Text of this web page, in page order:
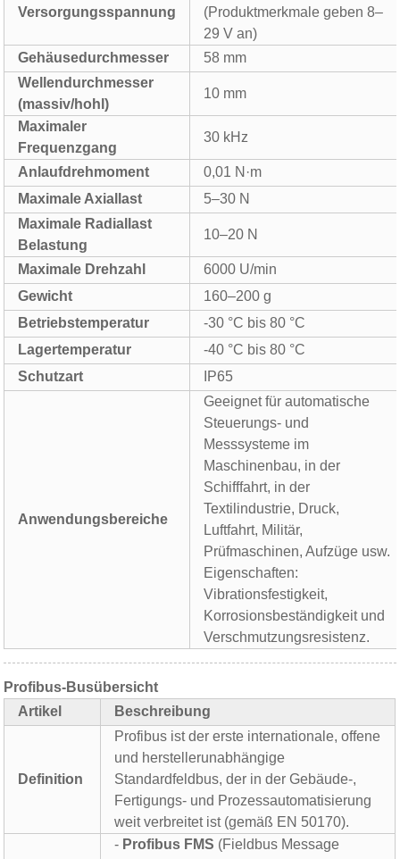
Versorgungsspannung
(Produktmerkmale geben 8–
29 V an)
Gehäusedurchmesser
58 mm
Wellendurchmesser
(massiv/hohl)
10 mm
Maximaler
Frequenzgang
30 kHz
Anlaufdrehmoment
0,01 N·m
Maximale Axiallast
5–30 N
Maximale Radiallast
Belastung
10–20 N
Maximale Drehzahl
6000 U/min
Gewicht
160–200 g
Betriebstemperatur
-30 °C bis 80 °C
Lagertemperatur
-40 °C bis 80 °C
Schutzart
IP65
Anwendungsbereiche
Geeignet für automatische
Steuerungs- und
Messsysteme im
Maschinenbau, in der
Schifffahrt, in der
Textilindustrie, Druck,
Luftfahrt, Militär,
Prüfmaschinen, Aufzüge usw.
Eigenschaften:
Vibrationsfestigkeit,
Korrosionsbeständigkeit und
Verschmutzungsresistenz.
Profibus-Busübersicht
Artikel
Beschreibung
Definition
Profibus ist der erste internationale, offene
und herstellerunabhängige
Standardfeldbus, der in der Gebäude-,
Fertigungs- und Prozessautomatisierung
weit verbreitet ist (gemäß EN 50170).
- Profibus FMS (Fieldbus Message